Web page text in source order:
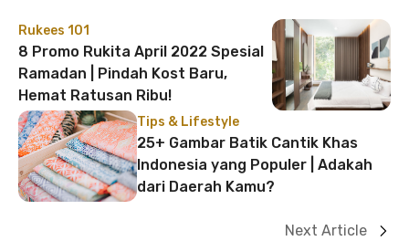
Rukees 101
8 Promo Rukita April 2022 Spesial
Ramadan | Pindah Kost Baru,
Hemat Ratusan Ribu!
Tips & Lifestyle
25+ Gambar Batik Cantik Khas
Indonesia yang Populer | Adakah
dari Daerah Kamu?
Next Article